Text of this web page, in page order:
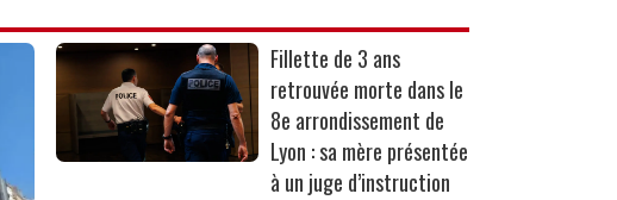
Fillette de 3 ans
retrouvée morte dans le
8e arrondissement de
Lyon : sa mère présentée
à un juge d’instruction